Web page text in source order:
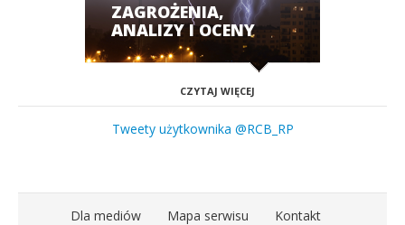
ZAGROŻENIA,
ANALIZY I OCENY
CZYTAJ WIĘCEJ
Tweety użytkownika @RCB_RP
Dla mediów Mapa serwisu Kontakt